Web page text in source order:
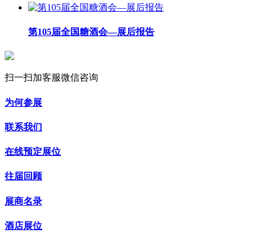
第105届全国糖酒会—展后报告
扫一扫加客服微信咨询
为何参展
联系我们
在线预定展位
往届回顾
展商名录
酒店展位